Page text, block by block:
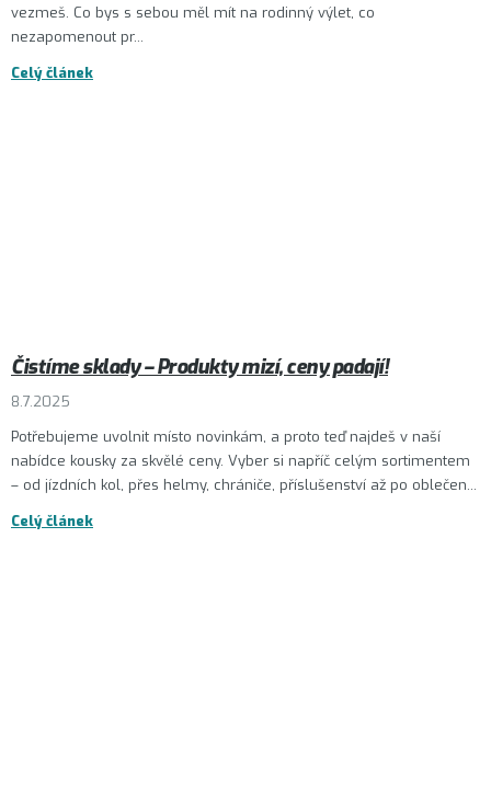
vezmeš. Co bys s sebou měl mít na rodinný výlet, co
nezapomenout pr...
Celý článek
Čistíme sklady – Produkty mizí, ceny padají!
8.7.2025
Potřebujeme uvolnit místo novinkám, a proto teď najdeš v naší
nabídce kousky za skvělé ceny. Vyber si napříč celým sortimentem
– od jízdních kol, přes helmy, chrániče, příslušenství až po oblečen...
Celý článek